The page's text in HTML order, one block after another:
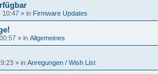
10:47 » in Firmware Updates
» in Allgemeines
» in Anregungen / Wish List